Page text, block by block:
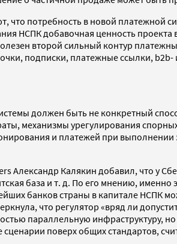
потребность в новой платежной
НСПК добавочная ценность
второй сильный контур
подписки, платежные ссылки,
должен быть не конкретный
механизмы урегулирования
и платежей при
Александр Калякин добавил, что у
база и т. д. По его мнению,
банков страны в капитале НСПК
что регулятор «вряд ли
параллельную инфраструктуру,
поверх общих стандартов,